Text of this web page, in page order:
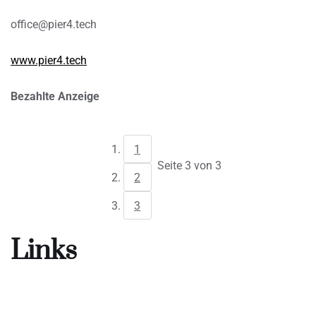
office@pier4.tech
www.pier4.tech
Bezahlte Anzeige
1
2
3
Seite 3 von 3
Links